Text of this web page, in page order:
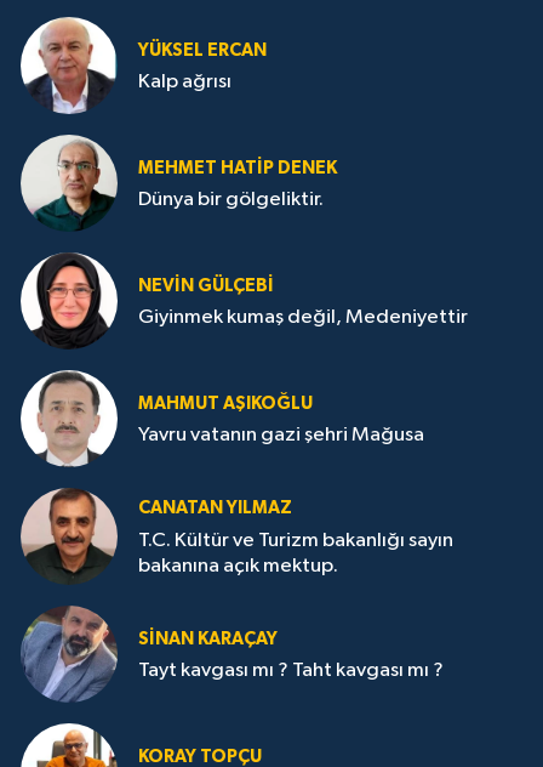
YÜKSEL ERCAN
Kalp ağrısı
MEHMET HATİP DENEK
Dünya bir gölgeliktir.
NEVİN GÜLÇEBİ
Giyinmek kumaş değil, Medeniyettir
MAHMUT AŞIKOĞLU
Yavru vatanın gazi şehri Mağusa
CANATAN YILMAZ
T.C. Kültür ve Turizm bakanlığı sayın
bakanına açık mektup.
SİNAN KARAÇAY
Tayt kavgası mı ? Taht kavgası mı ?
KORAY TOPÇU